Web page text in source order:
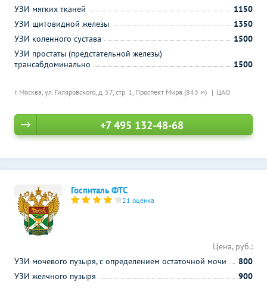
г. Москва, ул. Гиляровского, д. 57, стр. 1, Проспект Мира (843 м) ЦАО
УЗИ мягких тканей
1150
УЗИ щитовидной железы
1350
УЗИ коленного сустава
1500
УЗИ простаты (предстательной железы)
трансабдоминально
1500
+7 495 132-48-68
Госпиталь ФТС
21 оценка
Цена, руб.:
УЗИ мочевого пузыря, с определением остаточной мочи
800
УЗИ желчного пузыря
900